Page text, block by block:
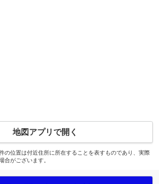
地図アプリで開く
の位置は付近住所に所在することを表すものであり、実際
合がございます。